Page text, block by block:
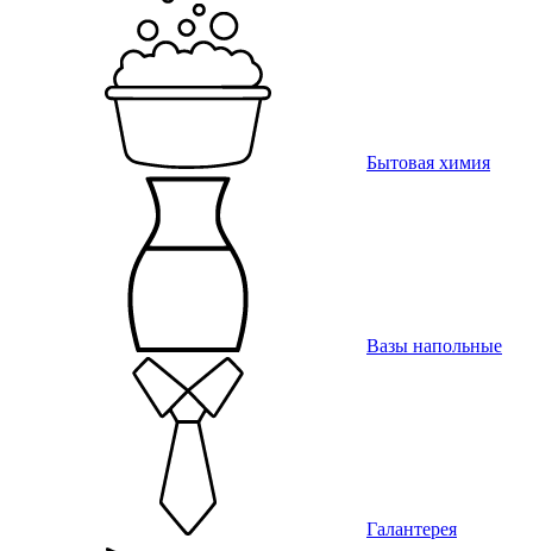
Бытовая химия
Вазы напольные
Галантерея